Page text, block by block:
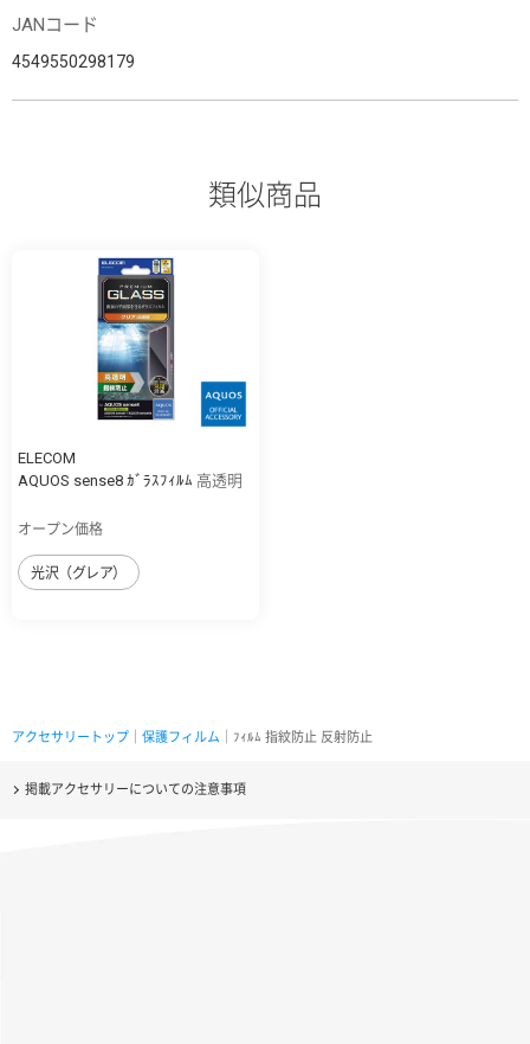
JANコード
4549550298179
類似商品
ELECOM
AQUOS sense8 ｶﾞﾗｽﾌｨﾙﾑ 高透明
オープン価格
光沢（グレア）
アクセサリートップ 保護フィルム ｜ﾌｨﾙﾑ 指紋防止 反射防止
掲載アクセサリーについての注意事項